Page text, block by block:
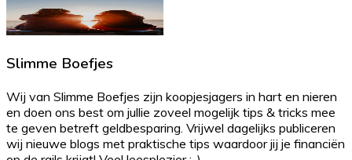
Slimme Boefjes
Wij van Slimme Boefjes zijn koopjesjagers in hart en nieren
en doen ons best om jullie zoveel mogelijk tips & tricks mee
te geven betreft geldbesparing. Vrijwel dagelijks publiceren
wij nieuwe blogs met praktische tips waardoor jij je financiën